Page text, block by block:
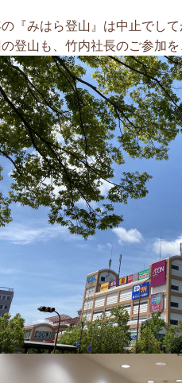
『みはら登山』は中止でし
登山も、竹内社長のご参加